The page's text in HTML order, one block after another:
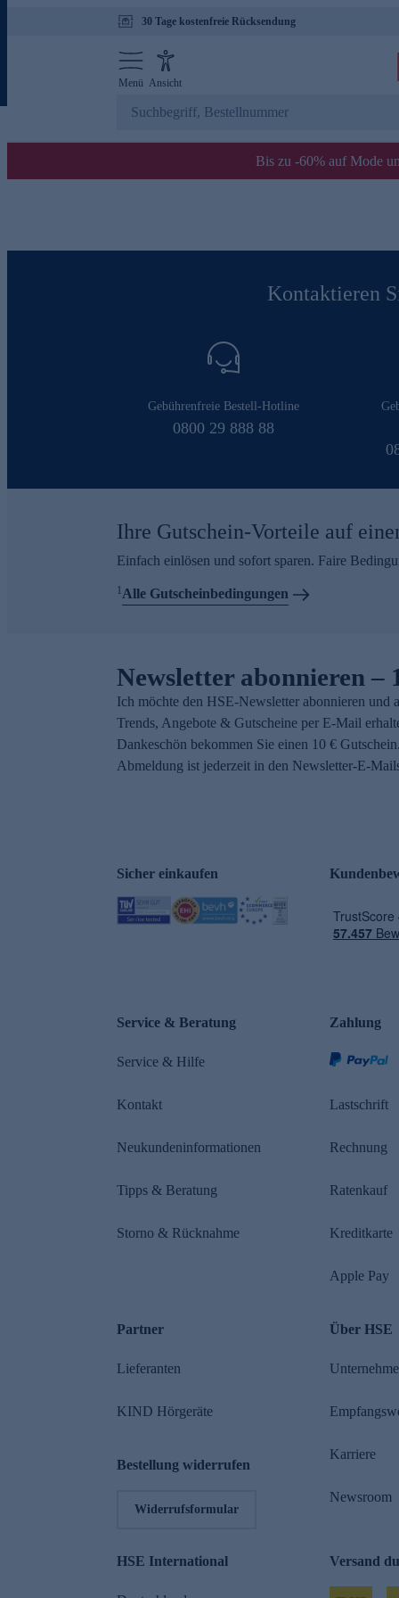
30 Tage kostenfreie Rücksendung
Menü Ansicht
Bis zu -60% auf Mode
Kontaktieren
Gebührenfreie Bestell-Hotline
0800 29 888 88
Ihre Gutschein-Vorteile auf
Einfach einlösen und sofort sparen. Faire
1Alle Gutscheinbedingungen
Newsletter abonnieren –
Ich möchte den HSE-Newsletter abonnieren und
Trends, Angebote & Gutscheine per E-Mail
Dankeschön bekommen Sie einen 10 €
Abmeldung ist jederzeit in den Newsletter-E-
Sicher einkaufen
Service & Beratung
Service & Hilfe
Kontakt
Neukundeninformationen
Tipps & Beratung
Storno & Rücknahme
Zahlung
Lastschrift
Rechnung
Ratenkauf
Kreditkarte
Apple Pay
Partner
Lieferanten
KIND Hörgeräte
Bestellung widerrufen
Widerrufsformular
Über HSE
Karriere
Newsroom
HSE International Versand